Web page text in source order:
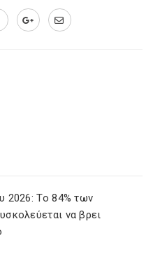
2026: Το 84% των
να βρει